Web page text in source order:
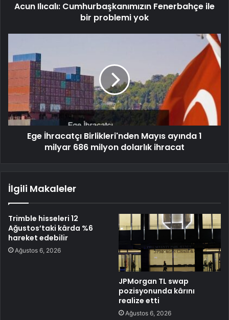
Acun Ilıcalı: Cumhurbaşkanımızın Fenerbahçe ile
bir problemi yok
Ege İhracatçı Birlikleri'nden Mayıs ayında 1
milyar 686 milyon dolarlık ihracat
İlgili Makaleler
Trimble hisseleri 12
Ağustos’taki kârda %6
hareket edebilir
Ağustos 6, 2026
JPMorgan TL swap
pozisyonunda kârını
realize etti
Ağustos 6, 2026